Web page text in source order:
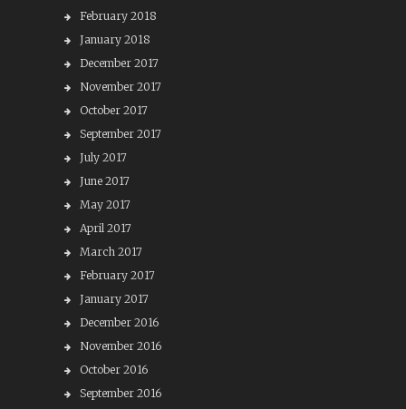
February 2018
January 2018
December 2017
November 2017
October 2017
September 2017
July 2017
June 2017
May 2017
April 2017
March 2017
February 2017
January 2017
December 2016
November 2016
October 2016
September 2016